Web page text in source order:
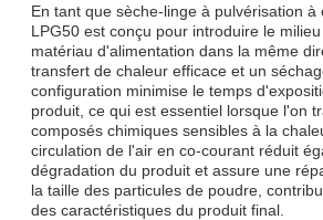
En tant que sèche-linge à pulvérisation à
LPG50 est conçu pour introduire le
matériau d'alimentation dans la même
transfert de chaleur efficace et un
configuration minimise le temps
produit, ce qui est essentiel lorsque l'on
composés chimiques sensibles à la
circulation de l'air en co-courant réduit
dégradation du produit et assure une
la taille des particules de poudre,
des caractéristiques du produit final.